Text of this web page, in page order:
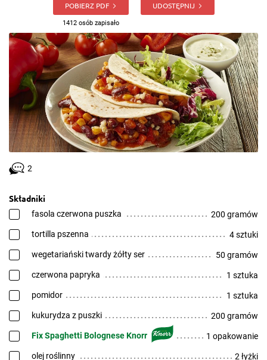
POBIERZ PDF
1412 osób zapisało
UDOSTĘPNIJ
2
Składniki
fasola czerwona puszka 200 gramów
tortilla pszenna 4 sztuki
wegetariański twardy żółty ser 50 gramów
czerwona papryka 1 sztuka
pomidor 1 sztuka
kukurydza z puszki 200 gramów
Fix Spaghetti Bolognese Knorr 1 opakowanie
olej roślinny 2 łyżki